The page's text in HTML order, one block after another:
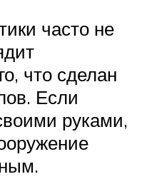
часто не
что сделан
Если
руками,